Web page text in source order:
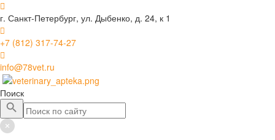
г. Санкт-Петербург, ул. Дыбенко, д. 24, к 1
+7 (812) 317-74-27
info@78vet.ru
Поиск